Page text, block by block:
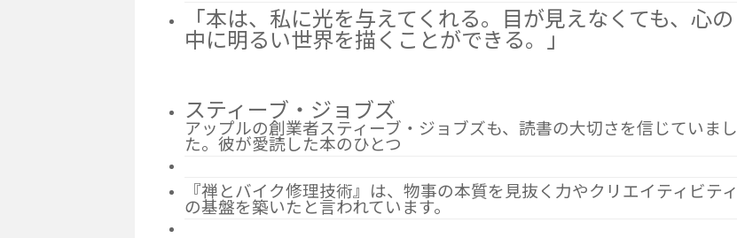
「本は、私に光を与えてくれる。目が見えなくても、心の
中に明るい世界を描くことができる。」
スティーブ・ジョブズ
アップルの創業者スティーブ・ジョブズも、読書の大切さを信じていまし
た。彼が愛読した本のひとつ
『禅とバイク修理技術』は、物事の本質を見抜く力やクリエイティビティ
の基盤を築いたと言われています。